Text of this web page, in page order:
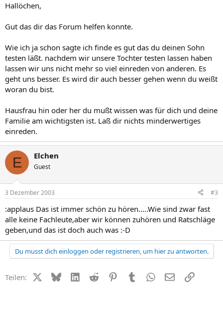
Hallöchen,
Gut das dir das Forum helfen konnte.
Wie ich ja schon sagte ich finde es gut das du deinen Sohn
testen läßt. nachdem wir unsere Tochter testen lassen haben
lassen wir uns nicht mehr so viel einreden von anderen. Es
geht uns besser. Es wird dir auch besser gehen wenn du weißt
woran du bist.
Hausfrau hin oder her du mußt wissen was für dich und deine
Familie am wichtigsten ist. Laß dir nichts minderwertiges
einreden.
E Elchen
Guest
3 Dezember 2003 #3
:applaus Das ist immer schön zu hören.....Wie sind zwar fast
alle keine Fachleute,aber wir können zuhören und Ratschläge
geben,und das ist doch auch was :-D
Du musst dich einloggen oder registrieren, um hier zu antworten.
Teilen: X (Twitter)
BlueskyLinkedIn
Reddit PinterestTumblr WhatsApp
E-MailLink